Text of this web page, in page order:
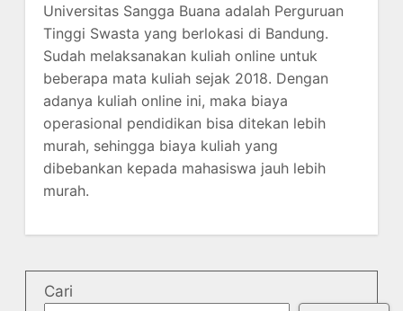
Universitas Sangga Buana adalah Perguruan
Tinggi Swasta yang berlokasi di Bandung.
Sudah melaksanakan kuliah online untuk
beberapa mata kuliah sejak 2018. Dengan
adanya kuliah online ini, maka biaya
operasional pendidikan bisa ditekan lebih
murah, sehingga biaya kuliah yang
dibebankan kepada mahasiswa jauh lebih
murah.
Cari